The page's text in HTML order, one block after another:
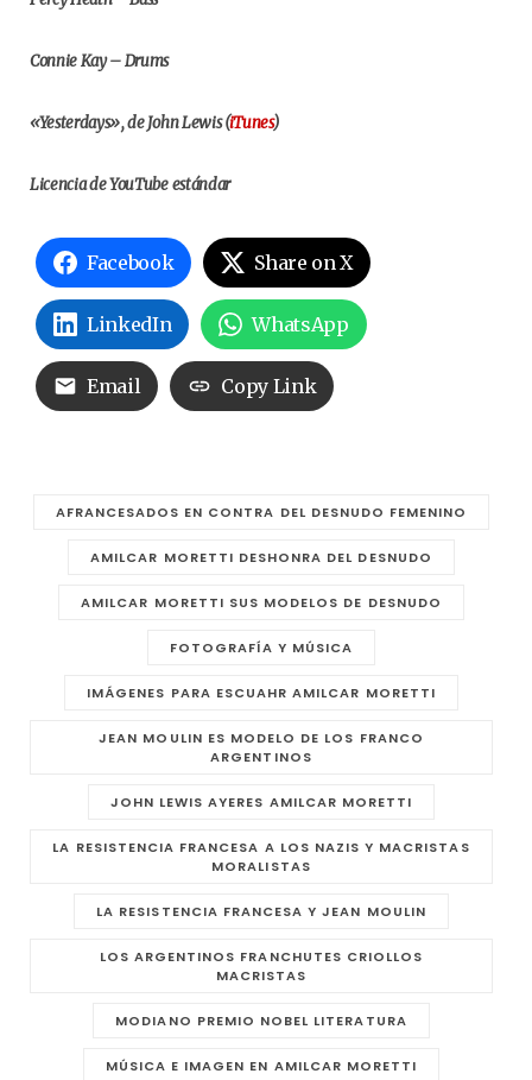
Connie Kay – Drums
«Yesterdays», de John Lewis (iTunes)
Licencia de YouTube estándar
Facebook Share on X
LinkedIn WhatsApp
Email Copy Link
AFRANCESADOS EN CONTRA DEL DESNUDO FEMENINO
AMILCAR MORETTI DESHONRA DEL DESNUDO
AMILCAR MORETTI SUS MODELOS DE DESNUDO
FOTOGRAFÍA Y MÚSICA
IMÁGENES PARA ESCUAHR AMILCAR MORETTI
JEAN MOULIN ES MODELO DE LOS FRANCO
ARGENTINOS
JOHN LEWIS AYERES AMILCAR MORETTI
LA RESISTENCIA FRANCESA A LOS NAZIS Y MACRISTAS
MORALISTAS
LA RESISTENCIA FRANCESA Y JEAN MOULIN
LOS ARGENTINOS FRANCHUTES CRIOLLOS
MACRISTAS
MODIANO PREMIO NOBEL LITERATURA
MÚSICA E IMAGEN EN AMILCAR MORETTI